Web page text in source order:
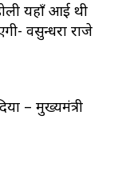
यहाँ आई थी
वसुन्धरा राजे
– मुख्यमंत्री